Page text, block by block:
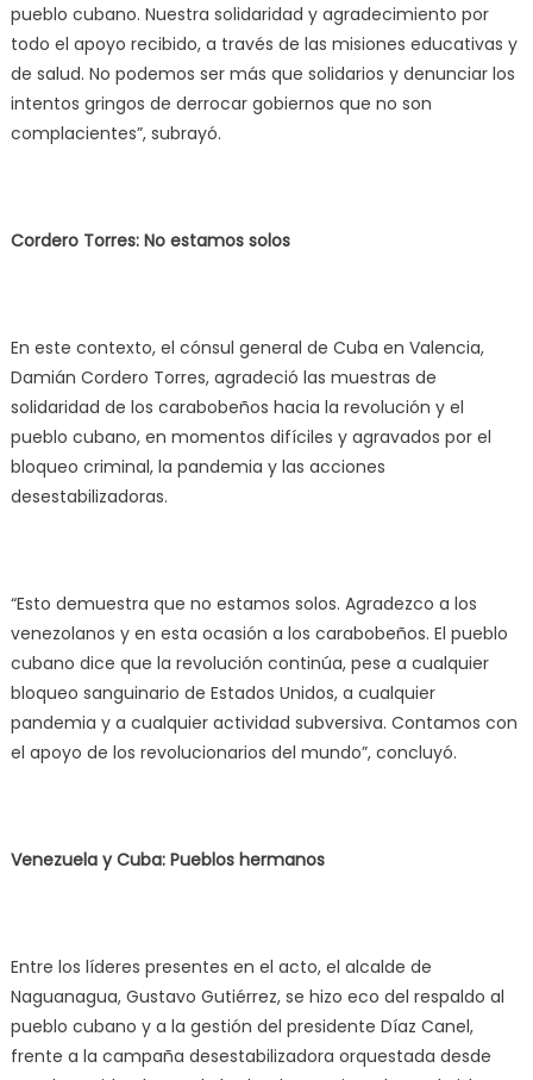
pueblo cubano. Nuestra solidaridad y agradecimiento por
todo el apoyo recibido, a través de las misiones educativas y
de salud. No podemos ser más que solidarios y denunciar los
intentos gringos de derrocar gobiernos que no son
complacientes”, subrayó.
Cordero Torres: No estamos solos
En este contexto, el cónsul general de Cuba en Valencia,
Damián Cordero Torres, agradeció las muestras de
solidaridad de los carabobeños hacia la revolución y el
pueblo cubano, en momentos difíciles y agravados por el
bloqueo criminal, la pandemia y las acciones
desestabilizadoras.
“Esto demuestra que no estamos solos. Agradezco a los
venezolanos y en esta ocasión a los carabobeños. El pueblo
cubano dice que la revolución continúa, pese a cualquier
bloqueo sanguinario de Estados Unidos, a cualquier
pandemia y a cualquier actividad subversiva. Contamos con
el apoyo de los revolucionarios del mundo”, concluyó.
Venezuela y Cuba: Pueblos hermanos
Entre los líderes presentes en el acto, el alcalde de
Naguanagua, Gustavo Gutiérrez, se hizo eco del respaldo al
pueblo cubano y a la gestión del presidente Díaz Canel,
frente a la campaña desestabilizadora orquestada desde